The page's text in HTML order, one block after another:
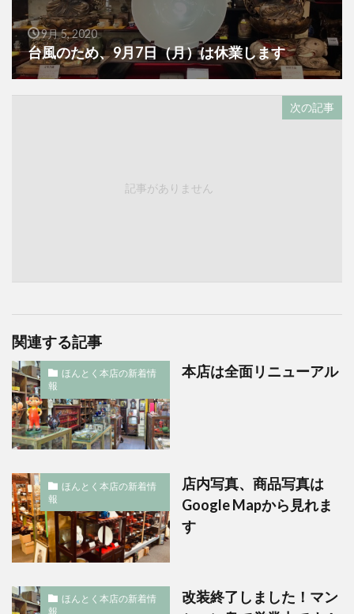
9月 5, 2020
台風のため、9月7日（月）は休業します
次の記事
記事がありません
関連する記事
ほんとく本店の新着情
報
本店は全面リニューアル
ほんとく本店の新着情
報
店内写真、商品写真は
Google Mapから見れま
す
ほんとく本店の新着情
報
改装終了しました！マン